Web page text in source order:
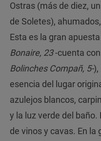
Ostras (más de diez,
de Soletes),
Esta es la gran
Bonaire, 23-cuenta
Bolinches Compañ, 5-),
esencia del lugar
azulejos blancos,
y la luz verde del
de vinos y cavas. En la